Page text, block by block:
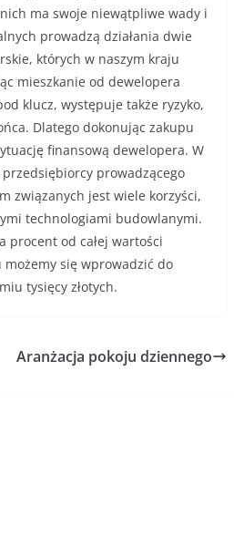
ma swoje niewątpliwe wady i
prowadzą działania dwie
których w naszym kraju
mieszkanie od dewelopera
klucz, występuje także ryzyko,
Dlatego dokonując zakupu
finansową dewelopera. W
prowadzącego
związanych jest wiele korzyści,
technologiami budowlanymi.
procent od całej wartości
się wprowadzić do
tysięcy złotych.
Aranżacja pokoju dziennego